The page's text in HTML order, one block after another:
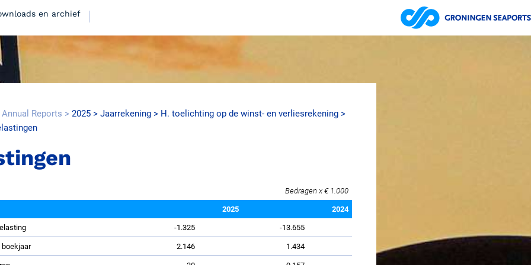
en archief
Reports 2025 Jaarrekening
H. toelichting op de winst- en verliesrekening
Bedragen x € 1.000
2025 2024
-1.325 -13.655
2.146 1.434